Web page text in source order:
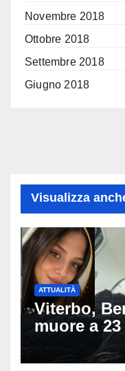
Novembre 2018
Ottobre 2018
Settembre 2018
Giugno 2018
Visualizza
ATTUALITÀ
Viterbo,
muore a
di
vita